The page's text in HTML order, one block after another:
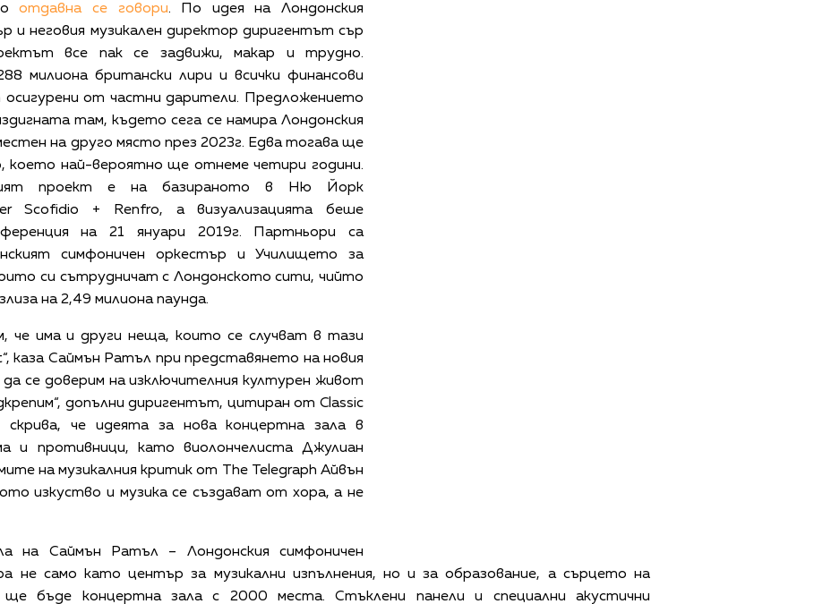
отдавна се говори. По идея на Лондонския
и неговия музикален директор диригентът сър
все пак се задвижи, макар и трудно.
милиона британски лири и всички финансови
от частни дарители. Предложението
там, където сега се намира Лондонския
на друго място през 2023г. Едва тогава ще
което най-вероятно ще отнеме четири години.
проект е на базираното в Ню Йорк
Scofidio + Renfro, а визуализацията беше
на 21 януари 2019г. Партньори са
симфоничен оркестър и Училището за
си сътрудничат с Лондонското сити, чийто
на 2,49 милиона паунда.
че има и други неща, които се случват в тази
каза Саймън Ратъл при представянето на новия
се доверим на изключителния културен живот
допълни диригентът, цитиран от Classic
че идеята за нова концертна зала в
и противници, като виолончелиста Джулиан
на музикалния критик от The Telegraph Айвън
изкуство и музика се създават от хора, а не
на Саймън Ратъл – Лондонския симфоничен
не само като център за музикални изпълнения, но и за образование, а сърцето на
ще бъде концертна зала с 2000 места. Стъклени панели и специални акустични